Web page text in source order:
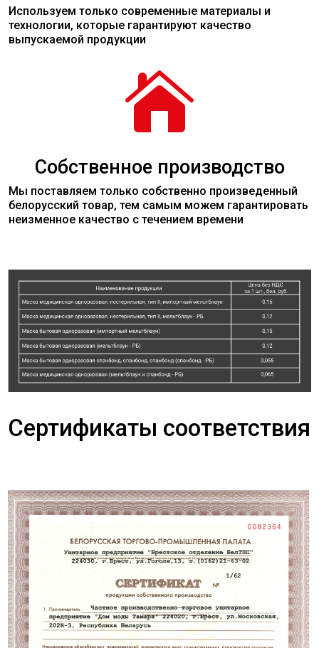
Используем только современные материалы и
технологии, которые гарантируют качество
выпускаемой продукции

Собственное производство
Мы поставляем только собственно произведенный
белорусский товар, тем самым можем гарантировать
неизменное качество с течением времени
Сертификаты соответствия